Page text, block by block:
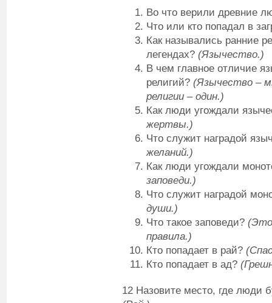
Во что верили древние
Что или кто попадал в
Как назывались ранние
легендах? (Язычество.)
В чем главное отличие
религий? (Язычество –
религии – один.)
Как люди угождали
жертвы.)
Что служит наградой
желаний.)
Как люди угождали
заповеди.)
Что служит наградой
души.)
Что такое заповеди? (Это
правила.)
Кто попадает в рай?
Кто попадает в ад?
12 Назовите место, где люди